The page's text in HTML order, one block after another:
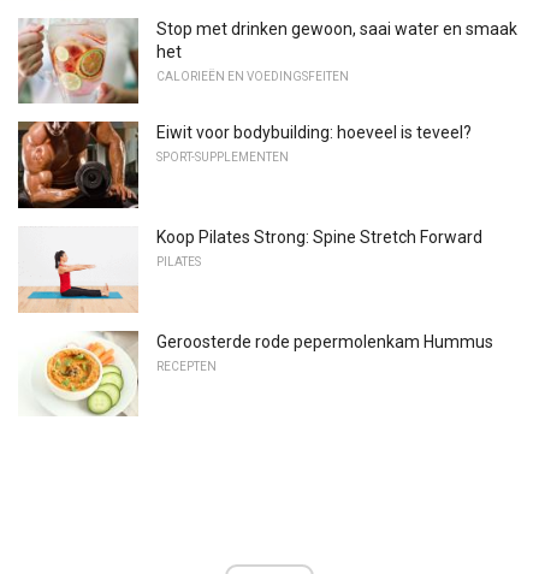
Stop met drinken gewoon, saai water en smaak
het
CALORIEËN EN VOEDINGSFEITEN
Eiwit voor bodybuilding: hoeveel is teveel?
SPORT-SUPPLEMENTEN
Koop Pilates Strong: Spine Stretch Forward
PILATES
Geroosterde rode pepermolenkam Hummus
RECEPTEN